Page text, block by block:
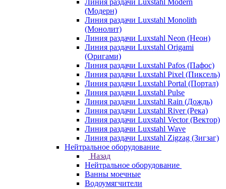
Линия раздачи Luxstahl Modern
(Модерн)
Линия раздачи Luxstahl Monolith
(Монолит)
Линия раздачи Luxstahl Neon (Неон)
Линия раздачи Luxstahl Origami
(Оригами)
Линия раздачи Luxstahl Pafos (Пафос)
Линия раздачи Luxstahl Pixel (Пиксель)
Линия раздачи Luxstahl Portal (Портал)
Линия раздачи Luxstahl Pulse
Линия раздачи Luxstahl Rain (Дождь)
Линия раздачи Luxstahl River (Река)
Линия раздачи Luxstahl Vector (Вектор)
Линия раздачи Luxstahl Wave
Линия раздачи Luxstahl Zigzag (Зигзаг)
Нейтральное оборудование
Назад
Нейтральное оборудование
Ванны моечные
Водоумягчители